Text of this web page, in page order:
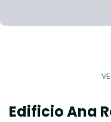
Edificio Ana